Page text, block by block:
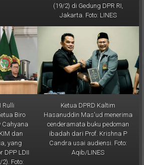
Jakarta. Foto: LINES
Rulli
Biro
Cahyana
dan
yang
LDII
Foto:
Ketua DPRD Kaltim
Hasanuddin Mas'ud menerima
cenderamata buku pedoman
ibadah dari Prof. Krishna P
Candra usai audiensi. Foto:
Aqib/LINES